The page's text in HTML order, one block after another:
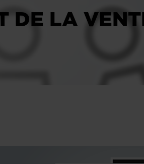
DE LA